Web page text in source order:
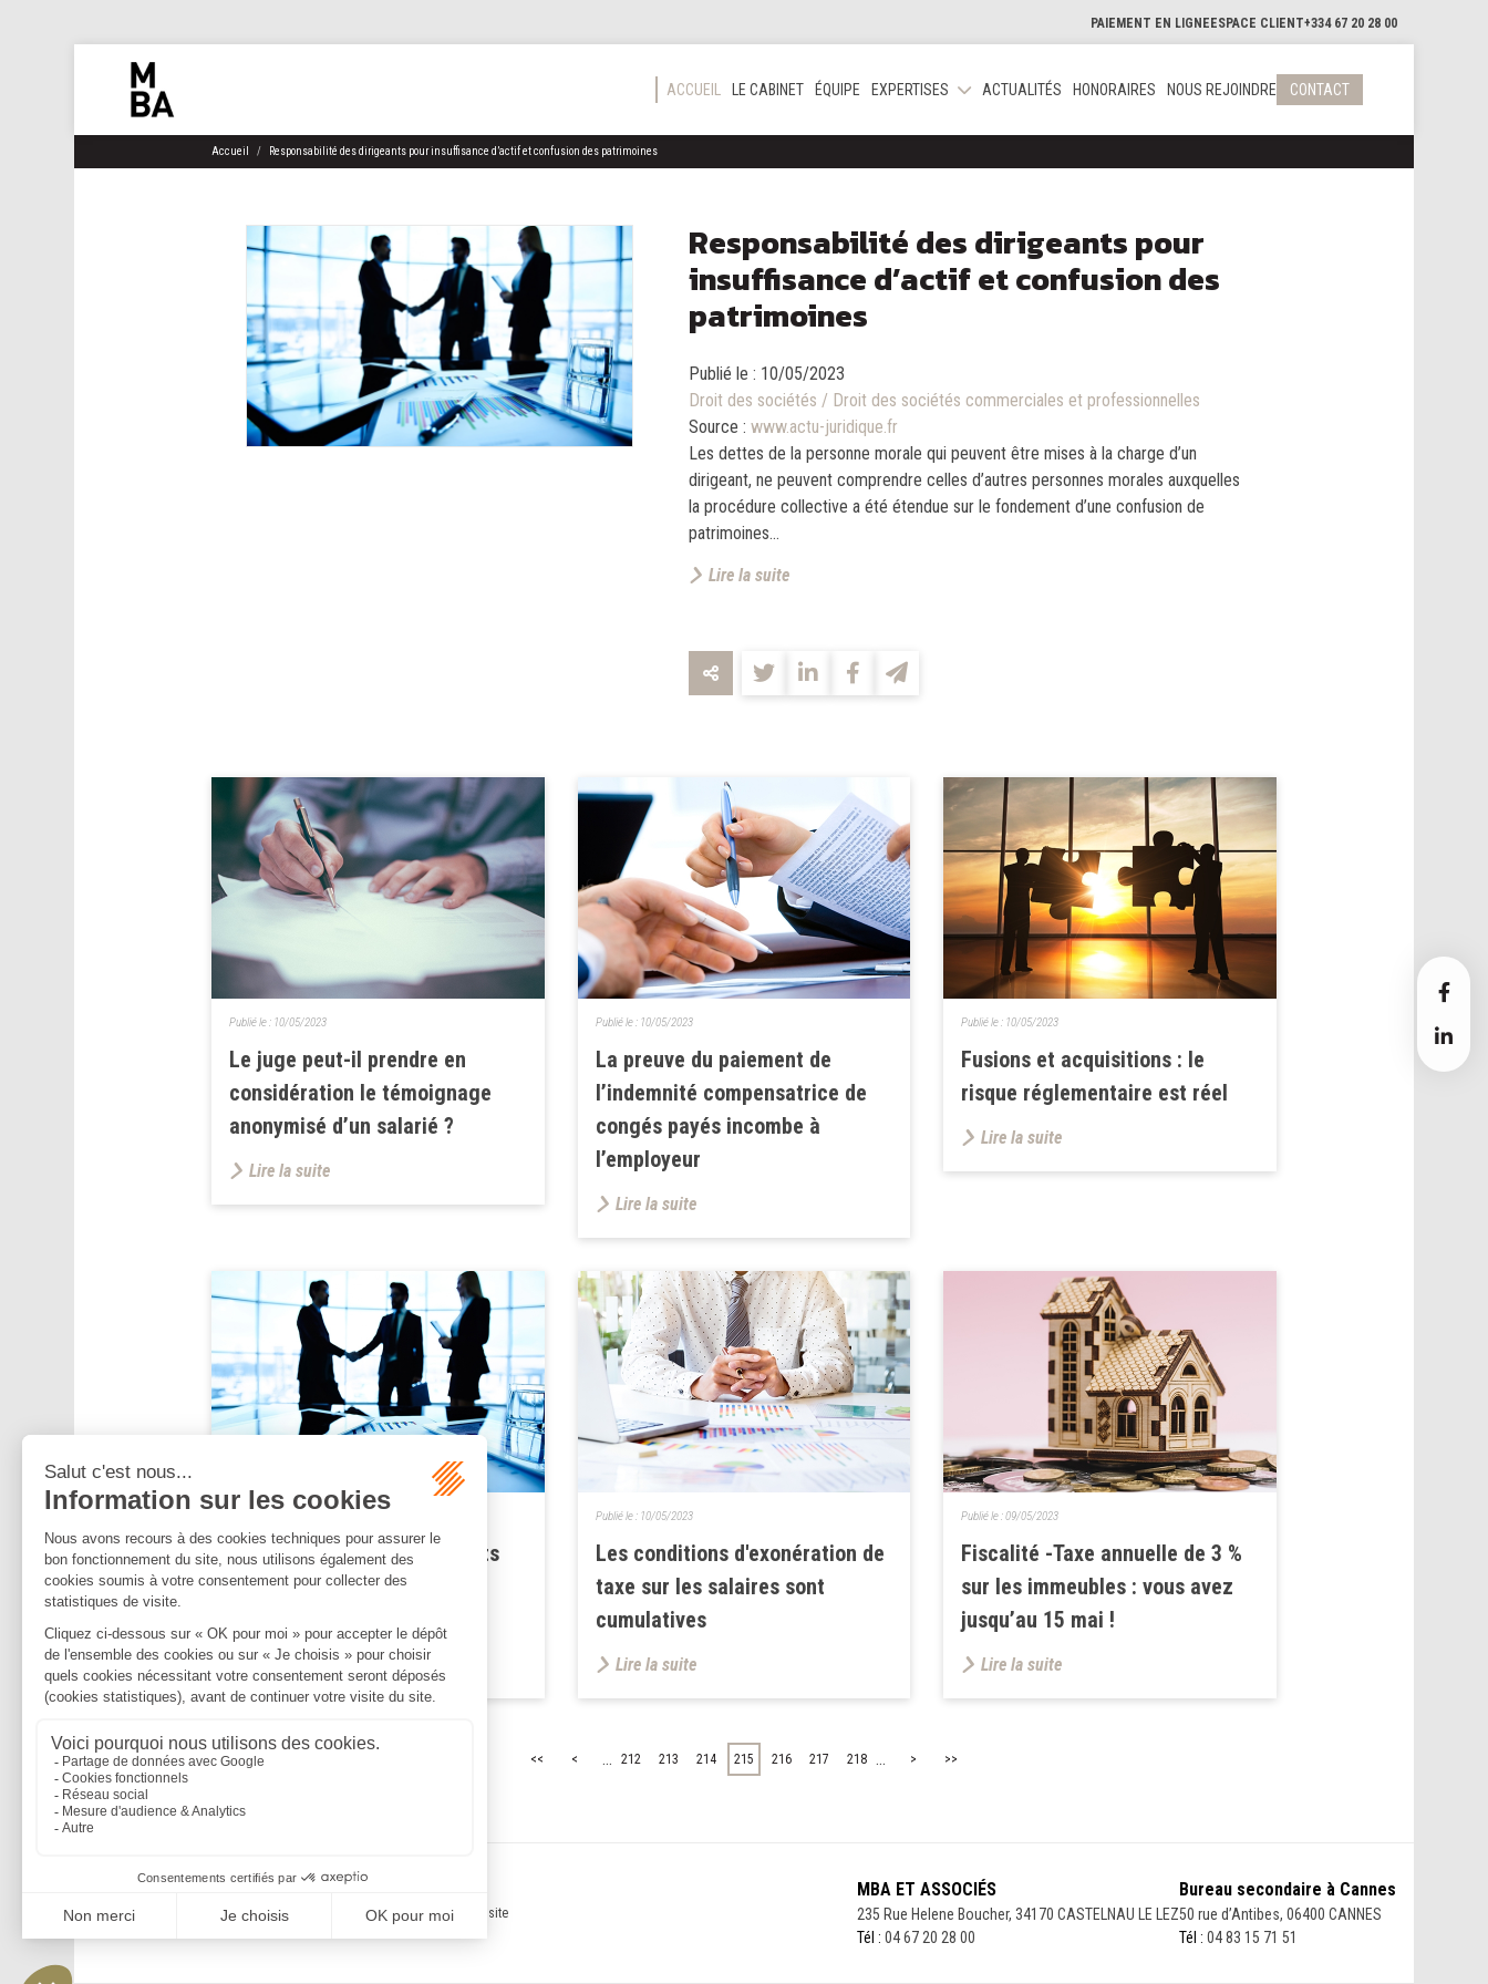
PAIEMENT EN LIGNE ESPACE CLIENT+334 67 20 28 00
ACCUEIL LE CABINET ÉQUIPE EXPERTISES ACTUALITÉS HONORAIRES NOUS REJOINDRE CONTACT
Accueil Responsabilité des dirigeants pour insuffisance d’actif et confusion des patrimoines
Responsabilité des dirigeants pour
insuffisance d’actif et confusion des
patrimoines
Publié le : 10/05/2023
Droit des sociétés / Droit des sociétés commerciales et professionnelles
Source : www.actu-juridique.fr
Les dettes de la personne morale qui peuvent être mises à la charge d’un
dirigeant, ne peuvent comprendre celles d’autres personnes morales auxquelles
la procédure collective a été étendue sur le fondement d’une confusion de
patrimoines...
Lire la suite
Le juge peut-il prendre en
considération le témoignage
anonymisé d’un salarié ?
Publié le : 10/05/2023
Lire la suite
La preuve du paiement de
l’indemnité compensatrice de
congés payés incombe à
l’employeur
Publié le : 10/05/2023
Lire la suite
Fusions et acquisitions : le
risque réglementaire est réel
Publié le : 10/05/2023
Lire la suite
Responsabilité des dirigeants
pour insuffisance d’actif et
Lire la suite
Les conditions d'exonération de
taxe sur les salaires sont
cumulatives
Publié le : 10/05/2023
Lire la suite
Fiscalité -Taxe annuelle de 3 %
sur les immeubles : vous avez
jusqu’au 15 mai !
Publié le :09/05/2023
Lire la suite
<< < ... 212 213 214 215 216 217 218 ... > >>
Mentions légales Politique de confidentialité Politique de cookiesPlan du site
MBA ET ASSOCIÉS
235 Rue Helene Boucher, 34170 CASTELNAU LE LEZ
Tél : 04 67 20 28 00
Bureau secondaire à Cannes
50 rue d’Antibes, 06400 CANNES
Tél : 04 83 15 71 51